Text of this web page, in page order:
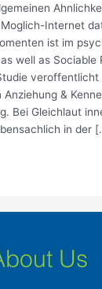
Internet
ist im
well as Sociable
veroffentlicht
&
Bei Gleichlaut
in der
Us